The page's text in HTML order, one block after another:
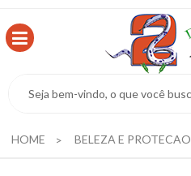
HOME BELEZA E PROTECAO